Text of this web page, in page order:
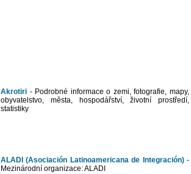
Akrotiri - Podrobné informace o zemi, fotografie, mapy,
obyvatelstvo, města, hospodářství, životní prostředí,
statistiky
ALADI (Asociación Latinoamericana de Integración)-
Mezinárodní organizace: ALADI